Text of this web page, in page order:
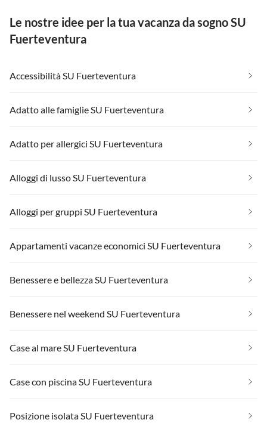
Le nostre idee per la tua vacanza da sogno SU
Fuerteventura
Accessibilità SU Fuerteventura
Adatto alle famiglie SU Fuerteventura
Adatto per allergici SU Fuerteventura
Alloggi di lusso SU Fuerteventura
Alloggi per gruppi SU Fuerteventura
Appartamenti vacanze economici SU Fuerteventura
Benessere e bellezza SU Fuerteventura
Benessere nel weekend SU Fuerteventura
Case al mare SU Fuerteventura
Case con piscina SU Fuerteventura
Posizione isolata SU Fuerteventura